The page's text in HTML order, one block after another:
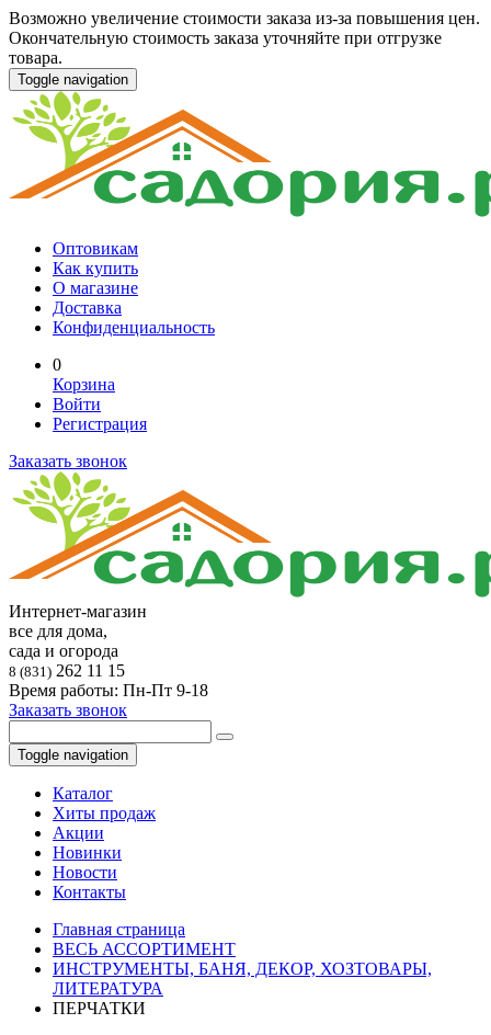
Возможно увеличение стоимости заказа из-за повышения цен.
Окончательную стоимость заказа уточняйте при отгрузке
товара.
Toggle navigation
Оптовикам
Как купить
О магазине
Доставка
Конфиденциальность
0
Корзина
Войти
Регистрация
Заказать звонок
Интернет-магазин
все для дома,
сада и огорода
8 (831) 262 11 15
Время работы: Пн-Пт 9-18
Заказать звонок
Toggle navigation
Каталог
Хиты продаж
Акции
Новинки
Новости
Контакты
Главная страница
ВЕСЬ АССОРТИМЕНТ
ИНСТРУМЕНТЫ, БАНЯ, ДЕКОР, ХОЗТОВАРЫ,
ЛИТЕРАТУРА
ПЕРЧАТКИ